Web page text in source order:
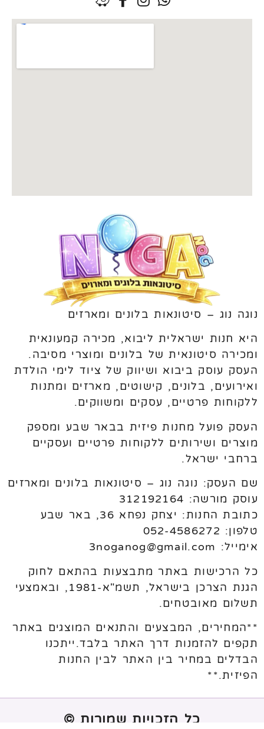
נוגה נוג – סיטונאות בלונים ומארזים
היא חנות ישראלית ליבוא, מכירה קמעונאית
ומכירה סיטונאית של בלונים ומוצרי מסיבה.
העסק עוסק ביבוא ושיווק של ציוד לימי הולדת
ואירועים, בלונים, קישוטים, מארזים ומתנות
ללקוחות פרטיים, עסקים ומשווקים.
העסק פועל מחנות פיזית בבאר שבע ומספק
מוצרים ושירותים ללקוחות פרטיים ועסקיים
ברחבי ישראל.
שם העסק: נוגה נוג – סיטונאות בלונים ומארזים
עוסק מורשה: 312192164
כתובת החנות: יצחק נפחא 36, באר שבע
טלפון: 052-4586272
אימייל: 3noganog@gmail.com
כל הרכישות באתר מתבצעות בהתאם לחוק
הגנת הצרכן בישראל, תשמ"א-1981, ובאמצעי
תשלום מאובטחים.
**המחירים, המבצעים והתנאים המוצגים באתר
תקפים להזמנות דרך האתר בלבד.ייתכנו
הבדלים במחיר בין האתר לבין החנות
הפיזית.**
כל הזכויות שמורות ©